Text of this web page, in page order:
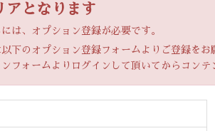
アとなります
は、オプション登録が必要です。
下のオプション登録フォームよりご登録をお
フォームよりログインして頂いてからコンテ